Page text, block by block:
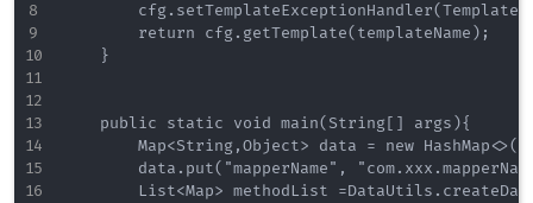
        return cfg.getTemplate(templateName);
    }
    public static void main(String[] args){
Map<String,Object> data = new
data.put("mapperName",
List<Map> methodList